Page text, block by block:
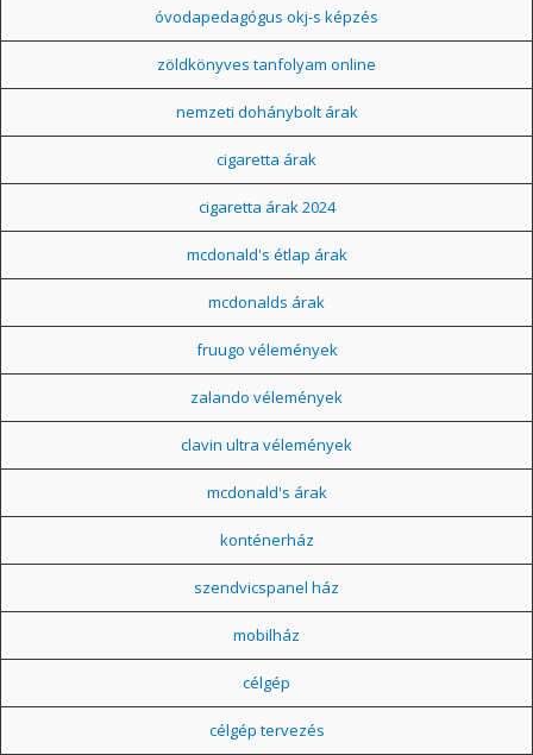
óvodapedagógus okj-s képzés
zöldkönyves tanfolyam online
nemzeti dohánybolt árak
cigaretta árak
cigaretta árak 2024
mcdonald's étlap árak
mcdonalds árak
fruugo vélemények
zalando vélemények
clavin ultra vélemények
mcdonald's árak
konténerház
szendvicspanel ház
mobilház
célgép
célgép tervezés